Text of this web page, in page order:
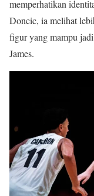
memperhatikan
Doncic, ia melihat
figur yang mampu
James.